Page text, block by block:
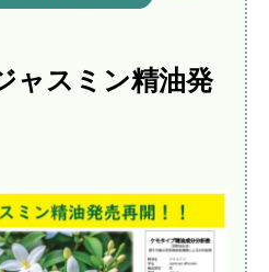
ャスミン精油発